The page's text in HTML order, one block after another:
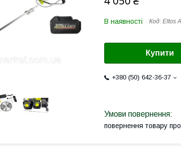
В наявності Код: Eltos
Купити
+380 (50) 642-36-37
повернення товару